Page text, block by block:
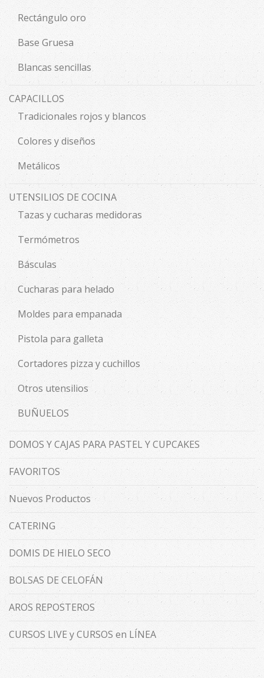
Rectángulo oro
Base Gruesa
Blancas sencillas
CAPACILLOS
Tradicionales rojos y blancos
Colores y diseños
Metálicos
UTENSILIOS DE COCINA
Tazas y cucharas medidoras
Termómetros
Básculas
Cucharas para helado
Moldes para empanada
Pistola para galleta
Cortadores pizza y cuchillos
Otros utensilios
BUÑUELOS
DOMOS Y CAJAS PARA PASTEL Y CUPCAKES
FAVORITOS
Nuevos Productos
CATERING
DOMIS DE HIELO SECO
BOLSAS DE CELOFÁN
AROS REPOSTEROS
CURSOS LIVE y CURSOS en LÍNEA